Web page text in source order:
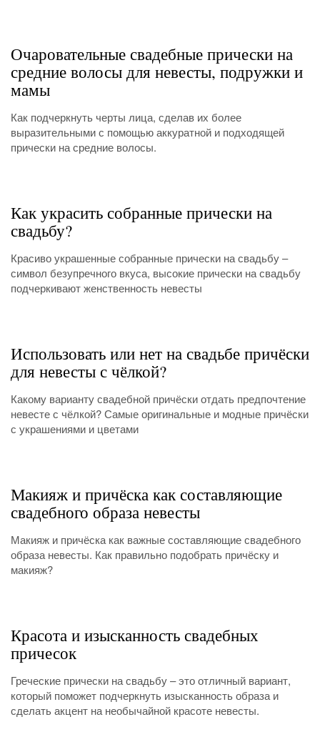
Очаровательные свадебные прически на
средние волосы для невесты, подружки и
мамы
Как подчеркнуть черты лица, сделав их более
выразительными с помощью аккуратной и подходящей
прически на средние волосы.
Как украсить собранные прически на
свадьбу?
Красиво украшенные собранные прически на свадьбу –
символ безупречного вкуса, высокие прически на свадьбу
подчеркивают женственность невесты
Использовать или нет на свадьбе причёски
для невесты с чёлкой?
Какому варианту свадебной причёски отдать предпочтение
невесте с чёлкой? Самые оригинальные и модные причёски
с украшениями и цветами
Макияж и причёска как составляющие
свадебного образа невесты
Макияж и причёска как важные составляющие свадебного
образа невесты. Как правильно подобрать причёску и
макияж?
Красота и изысканность свадебных
причесок
Греческие прически на свадьбу – это отличный вариант,
который поможет подчеркнуть изысканность образа и
сделать акцент на необычайной красоте невесты.